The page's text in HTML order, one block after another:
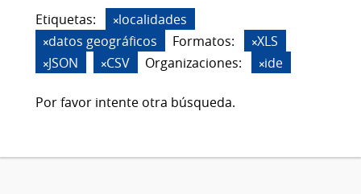
Etiquetas:
localidades
datos geográficos
Formatos:
XLS
JSON
CSV Organizaciones: ide
Por favor intente otra búsqueda.